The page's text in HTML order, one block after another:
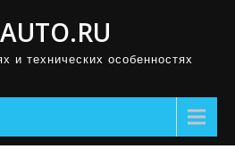
и технических особенностях